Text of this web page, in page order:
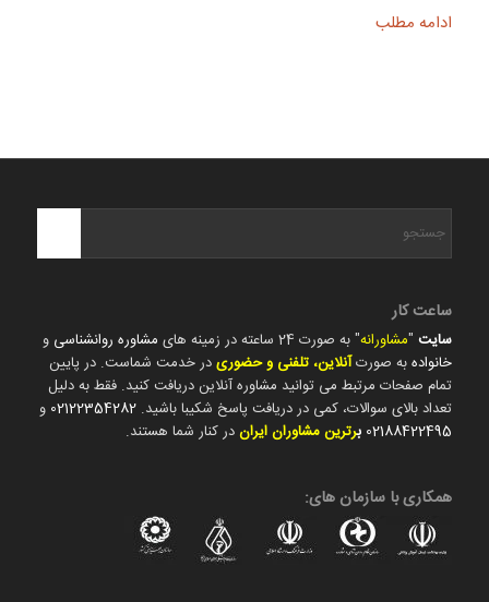
ادامه مطلب
ساعت کار
سایت"مشاورانه" به صورت 24 ساعته در زمینه های مشاوره روانشناسی و
خانوادهبه صورتآنلاین، تلفنی و حضوریدر خدمت شماست. در پایین
تمام صفحات مرتبط می توانید مشاوره آنلاین دریافت کنید. فقط به دلیل
تعداد بالای سوالات، کمی در دریافت پاسخ شکیبا باشید. 02122354282 و
02188422495 برترین مشاوران ایراندر کنار شما هستند.
همکاری با سازمان های: